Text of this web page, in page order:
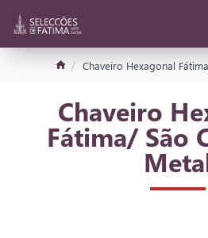
Chaveiro Hexagonal
Chaveiro
Fátima/ São